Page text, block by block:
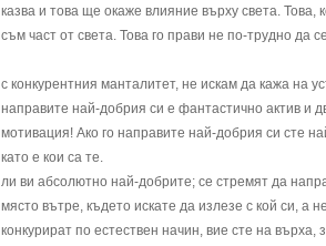
казва и това ще окаже влияние върху света. Това,
съм част от света. Това го прави не по-трудно да
с конкурентния манталитет, не искам да кажа на
направите най-добрия си е фантастично актив и
мотивация! Ако го направите най-добрия си сте
като е кои са те.
ли ви абсолютно най-добрите; се стремят да
място вътре, където искате да излезе с кой си, а
конкурират по естествен начин, вие сте на